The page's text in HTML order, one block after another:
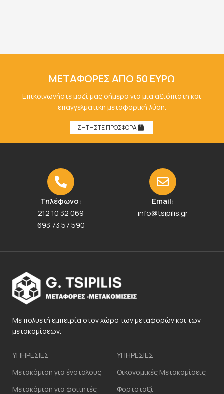
ΜΕΤΑΦΟΡΕΣ ΑΠΟ 50 ΕΥΡΩ
Επικοινωνήστε μαζί μας σήμερα για μια αξιόπιστη και
επαγγελματική μεταφορική λύση.
ΖΗΤΗΣΤΕ ΠΡΟΣΦΟΡΑ
Τηλέφωνο:
212 10 32 069
693 73 57 590
Email:
info@tsipilis.gr
Με πολυετή εμπειρία στον χώρο των μεταφορών και των
μετακομίσεων.
ΥΠΗΡΕΣΙΕΣ
Μετακόμιση για ένστολους
Μετακόμιση για φοιτητές
ΥΠΗΡΕΣΙΕΣ
Οικονομικές Μετακομίσεις
Φορτοταξί